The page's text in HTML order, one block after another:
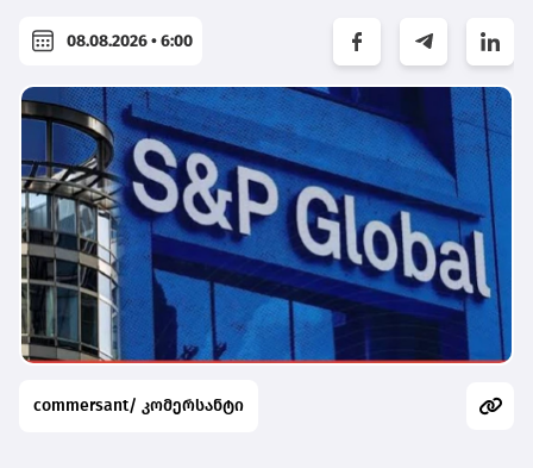
08.08.2026 • 6:00
commersant/ კომერსანტი